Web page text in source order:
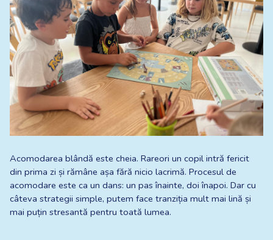
Acomodarea blândă este cheia. Rareori un copil intră fericit
din prima zi și rămâne așa fără nicio lacrimă. Procesul de
acomodare este ca un dans: un pas înainte, doi înapoi. Dar cu
câteva strategii simple, putem face tranziția mult mai lină și
mai puțin stresantă pentru toată lumea.